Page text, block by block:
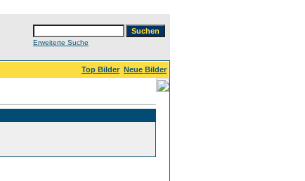
Erweiterte Suche
Top Bilder Neue Bilder